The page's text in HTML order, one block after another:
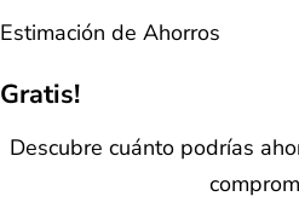
Estimación de Ahorros
Gratis!
Descubre cuánto podrías